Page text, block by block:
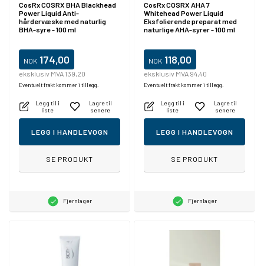
CosRx COSRX BHA Blackhead
Power Liquid Anti-
hårdervæske med naturlig
BHA-syre - 100 ml
NOK 174,00
eksklusiv MVA 139,20
Eventuelt frakt kommer i tillegg.
Legg til i
liste
Lagre til
senere
LEGG I HANDLEVOGN
SE PRODUKT
Fjernlager
CosRx COSRX AHA 7
Whitehead Power Liquid
Eksfolierende preparat med
naturlige AHA-syrer - 100 ml
NOK 118,00
eksklusiv MVA 94,40
Eventuelt frakt kommer i tillegg.
Legg til i
liste
Lagre til
senere
LEGG I HANDLEVOGN
SE PRODUKT
Fjernlager